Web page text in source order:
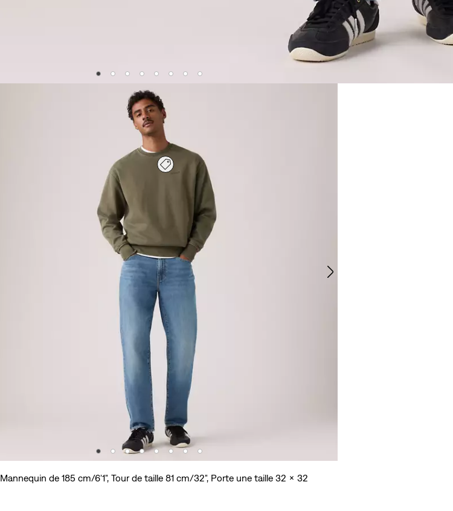
Mannequin de 185 cm/6'1", Tour de taille 81 cm/32", Porte une taille 32 x 32